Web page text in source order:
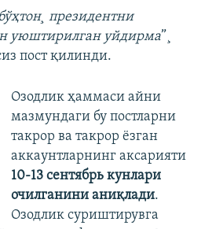
президентни
уюштирилган уйдирма”¸
пост қилинди.
Озодлик ҳаммаси айни
мазмундаги бу постларни
такрор ва такрор ëзган
аккаунтларнинг аксарияти
10-13 сентябрь кунлари
очилганини аниқлади.
Озодлик суриштирувга